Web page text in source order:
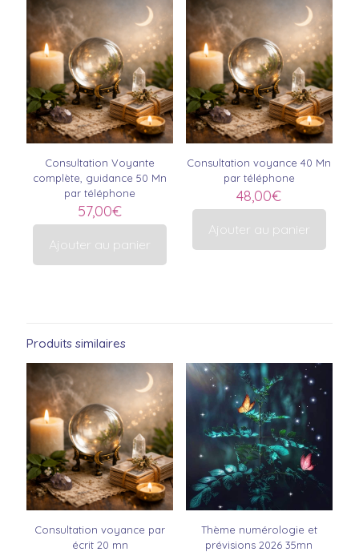
Consultation Voyante
complète, guidance 50 Mn
par téléphone
57,00€
Ajouter au panier
Consultation voyance 40 Mn
par téléphone
48,00€
Ajouter au panier
Produits similaires
Consultation voyance par
écrit 20 mn
Thème numérologie et
prévisions 2026 35mn